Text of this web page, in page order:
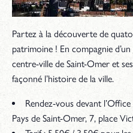
Partez à la découverte de
patrimoine ! En compagnie
centre-ville de Saint-Omer et
façonné l’histoire de la ville.
Rendez-vous devant
Pays de Saint-Omer, 7, place